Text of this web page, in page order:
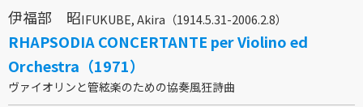
伊福部 昭IFUKUBE, Akira（1914.5.31-2006.2.8）
RHAPSODIA CONCERTANTE per Violino ed
Orchestra（1971）
ヴァイオリンと管絃楽のための協奏風狂詩曲